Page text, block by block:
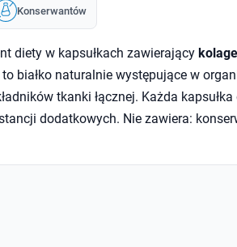
Konserwantów
diety w kapsułkach zawierający
białko naturalnie występujące w
tkanki łącznej. Każda
dodatkowych. Nie zawiera: